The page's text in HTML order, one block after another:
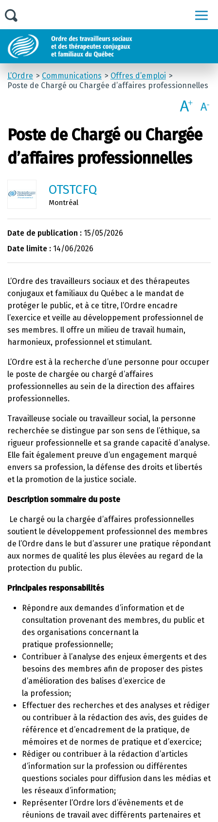
L’Ordre Communications
Offres d’emploi
Poste de Chargé ou Chargée d’affaires professionnelles
Poste de Chargé ou Chargée
d’affaires professionnelles
OTSTCFQ
Montréal
Date de publication : 15/05/2026
Date limite : 14/06/2026
L’Ordre des travailleurs sociaux et des thérapeutes
conjugaux et familiaux du Québec a le mandat de
protéger le public, et à ce titre, l’Ordre encadre
l’exercice et veille au développement professionnel de
ses membres. Il offre un milieu de travail humain,
harmonieux, professionnel et stimulant.
L’Ordre est à la recherche d’une personne pour occuper
le poste de chargée ou chargé d’affaires
professionnelles au sein de la direction des affaires
professionnelles.
Travailleuse sociale ou travailleur social, la personne
recherchée se distingue par son sens de l’éthique, sa
rigueur professionnelle et sa grande capacité d’analyse.
Elle fait également preuve d’un engagement marqué
envers sa profession, la défense des droits et libertés
et la promotion de la justice sociale.
Description sommaire du poste
Le chargé ou la chargée d’affaires professionnelles
soutient le développement professionnel des membres
de l’Ordre dans le but d’assurer une pratique répondant
aux normes de qualité les plus élevées au regard de la
protection du public.
Principales responsabilités
Répondre aux demandes d’information et de
consultation provenant des membres, du public et
des organisations concernant la
pratique professionnelle;
Contribuer à l’analyse des enjeux émergents et des
besoins des membres afin de proposer des pistes
d’amélioration des balises d’exercice de
la profession;
Effectuer des recherches et des analyses et rédiger
ou contribuer à la rédaction des avis, des guides de
référence et d’encadrement de la pratique, de
mémoires et de normes de pratique et d’exercice;
Rédiger ou contribuer à la rédaction d’articles
d’information sur la profession ou différentes
questions sociales pour diffusion dans les médias et
les réseaux d’information;
Représenter l’Ordre lors d’évènements et de
réunions de travail avec différents partenaires et